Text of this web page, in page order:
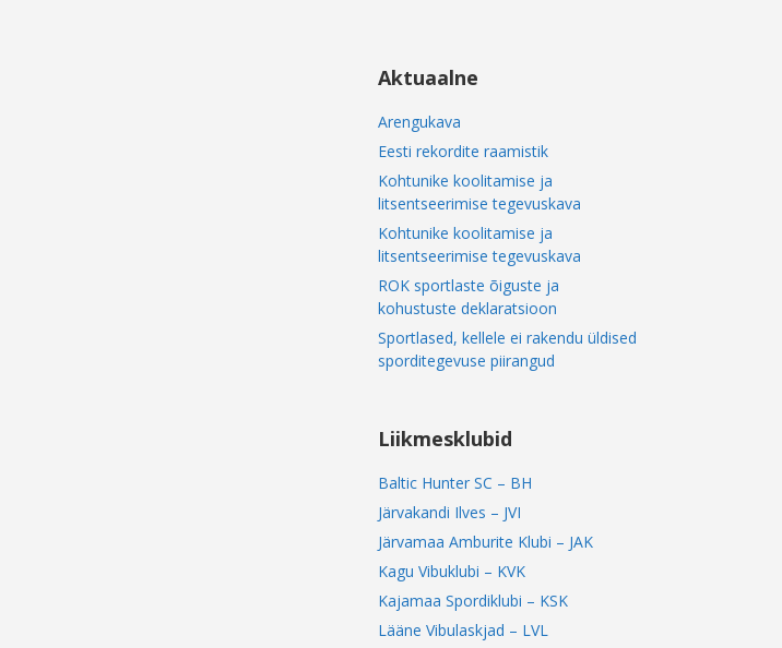
Aktuaalne
Arengukava
Eesti rekordite raamistik
Kohtunike koolitamise ja
litsentseerimise tegevuskava
Kohtunike koolitamise ja
litsentseerimise tegevuskava
ROK sportlaste õiguste ja
kohustuste deklaratsioon
Sportlased, kellele ei rakendu üldised
sporditegevuse piirangud
Liikmesklubid
Baltic Hunter SC – BH
Järvakandi Ilves – JVI
Järvamaa Amburite Klubi – JAK
Kagu Vibuklubi – KVK
Kajamaa Spordiklubi – KSK
Lääne Vibulaskjad – LVL